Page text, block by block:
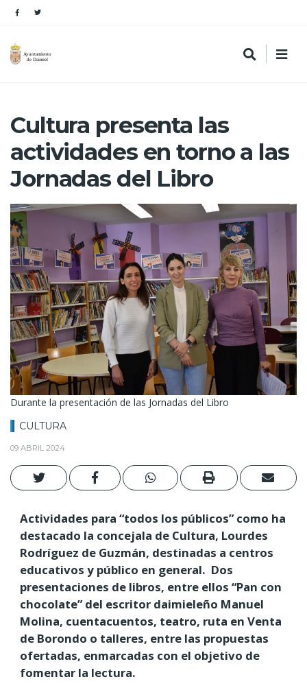
Cultura presenta las
actividades en torno a las
Jornadas del Libro
Durante la presentación de las Jornadas del Libro
CULTURA
09 ABRIL 2024
Actividades para “todos los públicos” como ha
destacado la concejala de Cultura, Lourdes
Rodríguez de Guzmán, destinadas a centros
educativos y público en general. Dos
presentaciones de libros, entre ellos “Pan con
chocolate” del escritor daimieleño Manuel
Molina, cuentacuentos, teatro, ruta en Venta
de Borondo o talleres, entre las propuestas
ofertadas, enmarcadas con el objetivo de
fomentar la lectura.